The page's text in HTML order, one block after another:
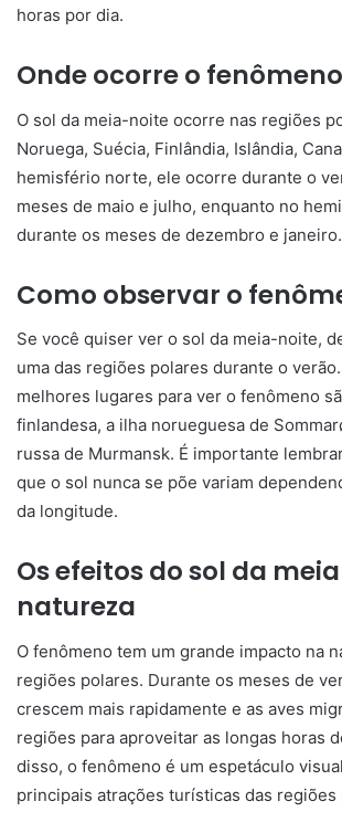
horas por dia.
Onde ocorre o
O sol da meia-noite ocorre nas regiões
Noruega, Suécia, Finlândia, Islândia,
hemisfério norte, ele ocorre durante o
meses de maio e julho, enquanto no
durante os meses de dezembro e janeiro.
Como observar o
Se você quiser ver o sol da meia-noite,
uma das regiões polares durante o
melhores lugares para ver o fenômeno
finlandesa, a ilha norueguesa de
russa de Murmansk. É importante
que o sol nunca se põe variam
da longitude.
Os efeitos do sol da
natureza
O fenômeno tem um grande impacto na
regiões polares. Durante os meses de
crescem mais rapidamente e as aves
regiões para aproveitar as longas horas
disso, o fenômeno é um espetáculo
principais atrações turísticas das regiões